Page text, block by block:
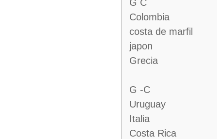
G C
Colombia
costa de marfil
japon
Grecia
G -C
Uruguay
Italia
Costa Rica